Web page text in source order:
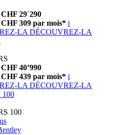
29´290
309 par mois* i
LA DÉCOUVREZ-LA
40’990
439 par mois* i
LA DÉCOUVREZ-LA
100
100